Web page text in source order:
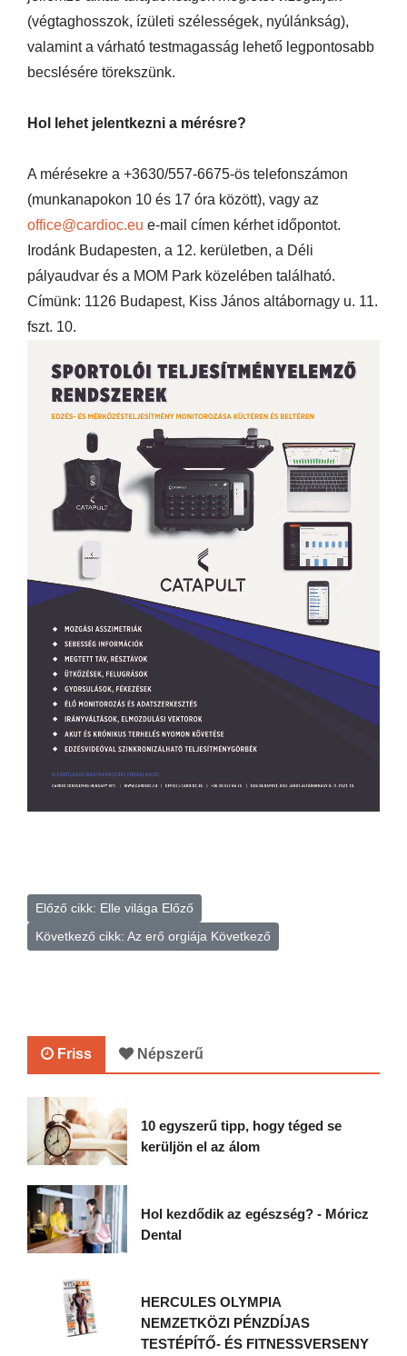
(végtaghosszok, ízületi szélességek, nyúlánkság),
valamint a várható testmagasság lehető legpontosabb
becslésére törekszünk.
Hol lehet jelentkezni a mérésre?
A mérésekre a +3630/557-6675-ös telefonszámon
(munkanapokon 10 és 17 óra között), vagy az
office@cardioc.eu e-mail címen kérhet időpontot.
Irodánk Budapesten, a 12. kerületben, a Déli
pályaudvar és a MOM Park közelében található.
Címünk: 1126 Budapest, Kiss János altábornagy u. 11.
fszt. 10.
Előző cikk: Elle világa Előző
Következő cikk: Az erő orgiája Következő
Friss Népszerű
10 egyszerű tipp, hogy téged se
kerüljön el az álom
Hol kezdődik az egészség? - Móricz
Dental
HERCULES OLYMPIA
NEMZETKÖZI PÉNZDÍJAS
TESTÉPÍTŐ- ÉS FITNESSVERSENY